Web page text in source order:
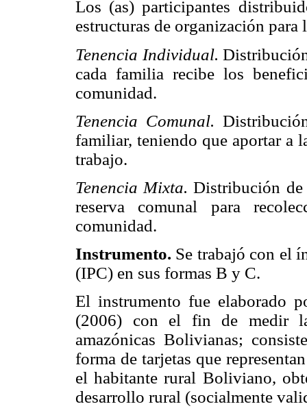
Los (as) participantes
estructuras de organización para
Tenencia Individual.
cada familia recibe los
comunidad.
Tenencia Comunal.
familiar, teniendo que aportar a
trabajo.
Tenencia Mixta.Distribución de
reserva comunal para
comunidad.
Instrumento. Se trabajó con el
(IPC) en sus formas B y C.
El instrumento fue elaborado
(2006) con el fin de medir
amazónicas Bolivianas;
forma de tarjetas que
el habitante rural Boliviano,
desarrollo rural (socialmente